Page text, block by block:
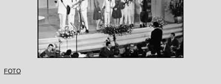
FOTO